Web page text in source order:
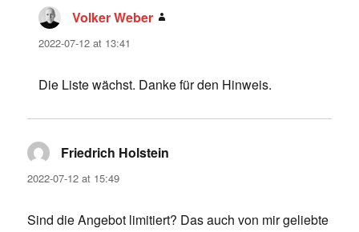
Volker Weber
2022-07-12 at 13:41
Die Liste wächst. Danke für den Hinweis.
Friedrich Holstein
2022-07-12 at 15:49
Sind die Angebot limitiert? Das auch von mir geliebte